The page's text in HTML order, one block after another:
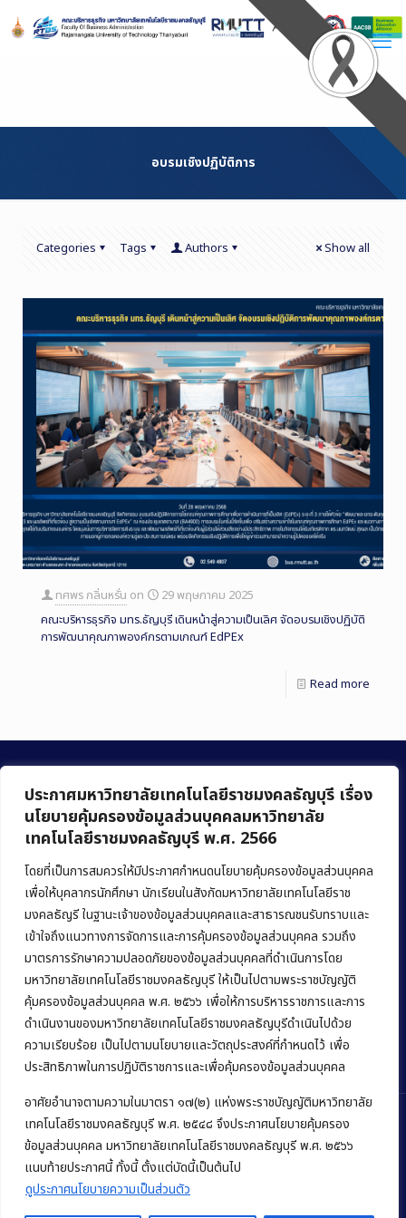
ประกาศมหาวิทยาลัยเทคโนโลยีราชมงคลธัญบุรี เรื่อง
นโยบายคุ้มครองข้อมูลส่วนบุคคลมหาวิทยาลัย
เทคโนโลยีราชมงคลธัญบุรี พ.ศ. 2566
โดยที่เป็นการสมควรให้มีประกาศกำหนดนโยบายคุ้มครองข้อมูลส่วนบุคคล
เพื่อให้บุคลากรนักศึกษา นักเรียนในสังกัดมหาวิทยาลัยเทคโนโลยีราช
มงคลธัญรี ในฐานะเจ้าของข้อมูลส่วนบุคคลและสาธารณชนรับทราบและ
เข้าใจถึงแนวทางการจัดการและการคุ้มครองข้อมูลส่วนบุคคล รวมถึง
มาตรการรักษาความปลอดภัยของข้อมูลส่วนบุคคลที่ดำเนินการโดย
มหาวิทยาลัยเทคโนโลยีราชมงคลธัญบุรี ให้เป็นไปตามพระราชบัญญัติ
คุ้มครองข้อมูลส่วนบุคคล พ.ศ. ๒๕๖๖ เพื่อให้การบริหารราชการและการ
ดำเนินงานของมหาวิทยาลัยเทคโนโลยีราชมงคลธัญบุรีดำเนินไปด้วย
ความเรียบร้อย เป็นไปตามนโยบายและวัตถุประสงค์ที่กำหนดไว้ เพื่อ
ประสิทธิภาพในการปฏิบัติราชการและเพื่อคุ้มครองข้อมูลส่วนบุคคล
อาศัยอำนาจตามความในมาตรา ๑๗(๒) แห่งพระราชบัญญัติมหาวิทยาลัย
เทคโนโลยีราชมงคลธัญบุรี พ.ศ. ๒๕๔๘ จึงประกาศนโยบายคุ้มครอง
ข้อมูลส่วนบุคคล มหาวิทยาลัยเทคโนโลยีราชมงคลธัญบุรี พ.ศ. ๒๕๖๖
แนบท้ายประกาศนี้ ทั้งนี้ ตั้งแต่บัดนี้เป็นต้นไป
ดูประกาศนโยบายความเป็นส่วนตัว
Content
อบรมเชิงปฏิบัติการ
Categories Tags Authors Show all
ทศพร กลิ่นหรั่น on
29 พฤษภาคม 2025
คณะบริหารธุรกิจ มทร.ธัญบุรี เดินหน้าสู่ความเป็นเลิศ จัดอบรมเชิงปฏิบัติ
การพัฒนาคุณภาพองค์กรตามเกณฑ์ EdPEx
Read more
คณะบริหารธุรกิจ
มหาวิทยาลัยเทคโนโลยีราชมงคลธัญบุรี
39 หมู่ 1 ถนนรังสิต-นครนายก ตำบลคลองหก
อำเภอคลองหลวง จังหวัดปทุมธานี 12120
Phone:+66 (0) 2549 3243,+66 (0) 2549 3241
E-mail:bus@rmutt.ac.th
Copyright © 2022 คณะบริหารธุรกิจ มหาวิทยาลัยเทคโนโลยีราชมงคล
ธัญบุรี